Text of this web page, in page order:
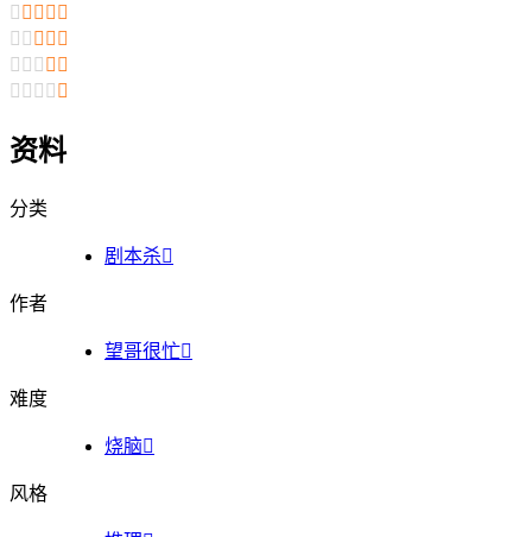
    
    
    
    
资料
分类
剧本杀
作者
望哥很忙
难度
烧脑
风格